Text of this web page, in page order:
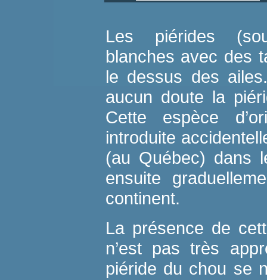
Les piérides
blanches avec des
le dessus des
aucun doute la
Cette espèce
introduite
(au Québec) dans
ensuite
continent.
La présence de
n’est pas très
piéride du chou se